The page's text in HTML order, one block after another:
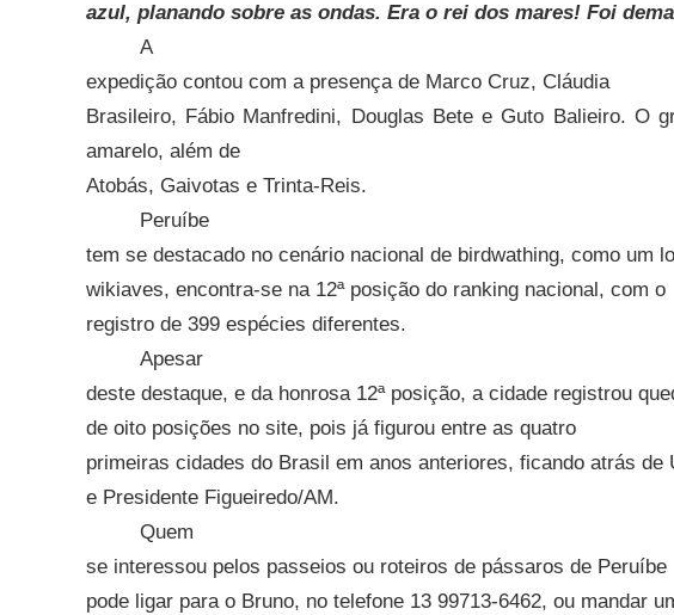
azul, planando sobre as ondas. Era o rei dos mares! Foi
A
expedição contou com a presença de Marco Cruz, Cláudia
Brasileiro, Fábio Manfredini, Douglas Bete e Guto Balieiro. O
amarelo, além de
Atobás, Gaivotas e Trinta-Reis.
Peruíbe
tem se destacado no cenário nacional de birdwathing, como um
wikiaves, encontra-se na 12ª posição do ranking nacional, com o
registro de 399 espécies diferentes.
Apesar
deste destaque, e da honrosa 12ª posição, a cidade registrou
de oito posições no site, pois já figurou entre as quatro
primeiras cidades do Brasil em anos anteriores, ficando atrás de
e Presidente Figueiredo/AM.
Quem
se interessou pelos passeios ou roteiros de pássaros de Peruíbe
pode ligar para o Bruno, no telefone 13 99713-6462, ou mandar